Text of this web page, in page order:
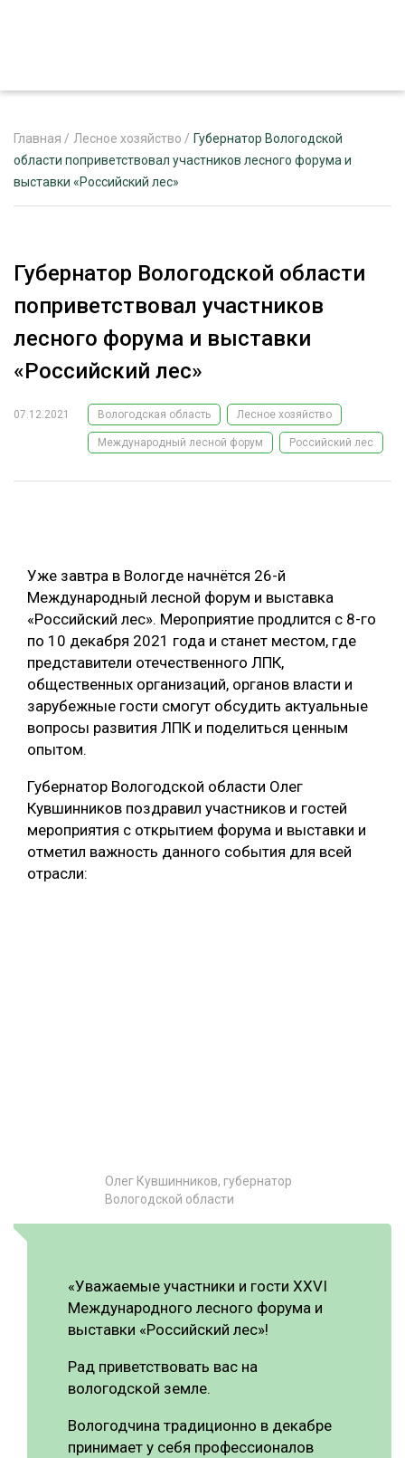
ЖУРНАЛ «ЛЕСНОЙ КОМПЛЕКС»
РЕКЛАМОДАТЕЛЯМ
ЛЕСНОЕ ХОЗЯЙСТВО
ОБРАБОТКА ДРЕВЕСИНЫ
ПРОИЗВОДСТВО ДРЕВЕСНЫХ ПЛИТ
ЦБП
КОМПЛЕКСНАЯ ПЕРЕРАБОТКА
ЛЕСОПИЛЕНИЕ
СОРТИРОВКА ДРЕВЕСИНЫ
СУШКА ДРЕВЕСИНЫ
МЕБЕЛЬНОЕ ПРОИЗВОДСТВО
ПОДБОРКИ СТАТЕЙ
ЭКСПЕРТНОЕ МНЕНИЕ
Главная / Лесное хозяйство / Губернатор Вологодской
области поприветствовал участников лесного форума и
выставки «Российский лес»
Губернатор Вологодской области
поприветствовал участников
лесного форума и выставки
«Российский лес»
07.12.2021 Вологодская область Лесное хозяйство
Международный лесной форум Российский лес
Уже завтра в Вологде начнётся 26-й
Международный лесной форум и выставка
«Российский лес». Мероприятие продлится с 8-го
по 10 декабря 2021 года и станет местом, где
представители отечественного ЛПК,
общественных организаций, органов власти и
зарубежные гости смогут обсудить актуальные
вопросы развития ЛПК и поделиться ценным
опытом.
Губернатор Вологодской области Олег
Кувшинников поздравил участников и гостей
мероприятия с открытием форума и выставки и
отметил важность данного события для всей
отрасли:
Олег Кувшинников, губернатор
Вологодской области
«Уважаемые участники и гости ХХVI
Международного лесного форума и
выставки «Российский лес»!
Рад приветствовать вас на
вологодской земле.
Вологодчина традиционно в декабре
принимает у себя профессионалов